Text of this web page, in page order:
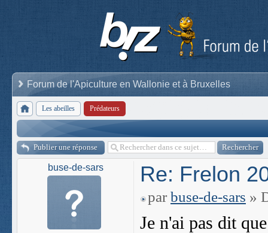
Forum de l'Apiculture en Wallonie et à Bruxelles
Les abeilles Prédateurs
Publier une réponse
buse-de-sars Re: Frelon
par buse-de-sars »
Je n'ai pas dit